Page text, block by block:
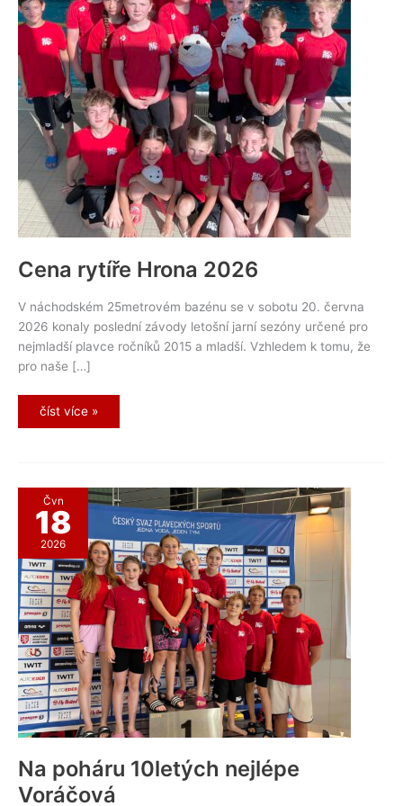
Cena rytíře Hrona 2026
V náchodském 25metrovém bazénu se v sobotu 20. června
2026 konaly poslední závody letošní jarní sezóny určené pro
nejmladší plavce ročníků 2015 a mladší. Vzhledem k tomu, že
pro naše […]
Cena
číst více »
Čvn
18
2026
Na poháru 10letých nejlépe
Voráčová